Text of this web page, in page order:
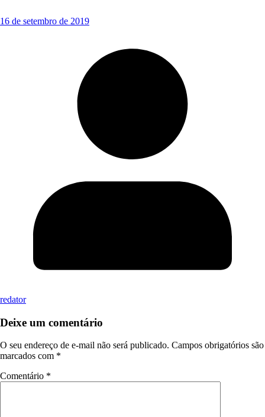
16 de setembro de 2019
redator
Deixe um comentário
O seu endereço de e-mail não será publicado. Campos obrigatórios são
marcados com *
Comentário *